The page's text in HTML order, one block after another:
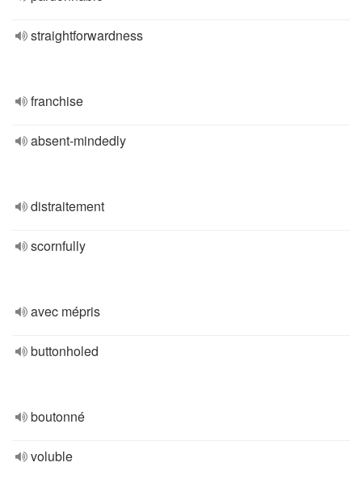
straightforwardness
franchise
absent-mindedly
distraitement
scornfully
avec mépris
buttonholed
boutonné
voluble